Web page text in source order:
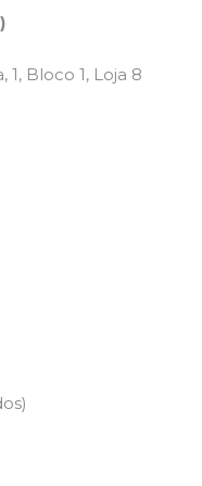
Bloco 1, Loja 8